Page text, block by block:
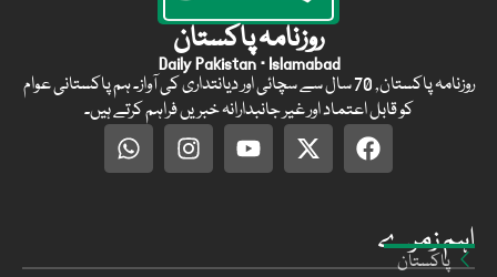
اہم زمرے
پاکستان
روزنامہ پاکستان
Daily Pakistan · Islamabad
روزنامہ پاکستان, 70 سال سے سچائی اور دیانتداری کی آواز۔ ہم پاکستانی عوام
کو قابل اعتماد اور غیر جانبدارانہ خبریں فراہم کرتے ہیں۔